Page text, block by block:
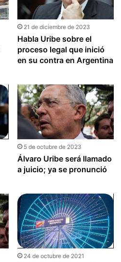
21 de diciembre de 2023
Habla Uribe sobre el
proceso legal que inició
en su contra en Argentina
5 de octubre de 2023
Álvaro Uribe será llamado
a juicio; ya se pronunció
24 de octubre de 2021